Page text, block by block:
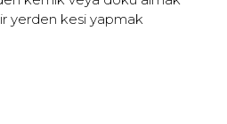
yerden kesi yapmak